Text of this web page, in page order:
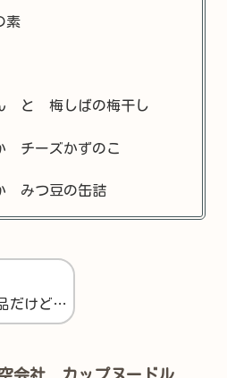
素
と 梅しばの梅干し
チーズかずのこ
みつ豆の缶詰
だけど…
会社 カップヌードル